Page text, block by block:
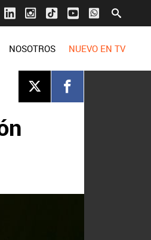
NOSOTROS NUEVO EN TV